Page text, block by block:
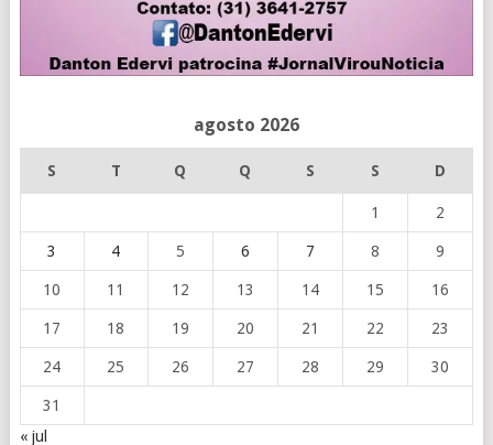
agosto 2026
S T Q Q S S D
1 2
3 4 5 6 7 8 9
10 11 12 13 14 15 16
17 18 19 20 21 22 23
24 25 26 27 28 29 30
31
« jul